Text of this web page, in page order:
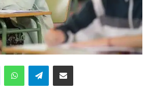
MessengerWhatsAppTelegramCompartir via Email